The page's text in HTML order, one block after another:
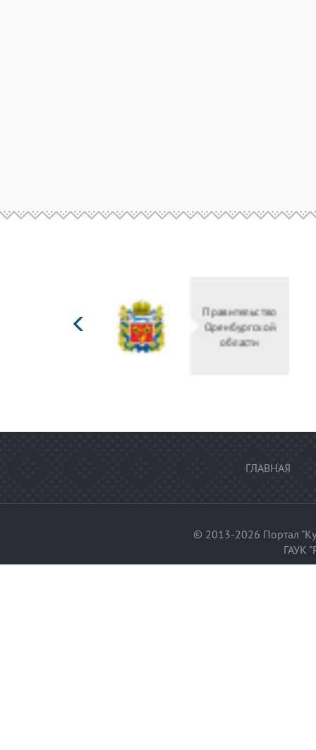
культуры
Российской
федерации
ГЛАВНАЯ
© 2013-2026 Портал
ГАУК